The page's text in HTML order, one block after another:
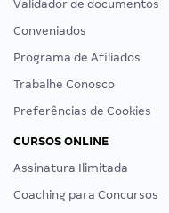
Validador de documentos
Conveniados
Programa de Afiliados
Trabalhe Conosco
Preferências de Cookies
CURSOS ONLINE
Assinatura Ilimitada
Coaching para Concursos